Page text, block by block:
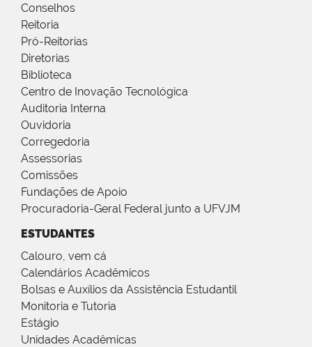
Conselhos
Reitoria
Pró-Reitorias
Diretorias
Biblioteca
Centro de Inovação Tecnológica
Auditoria Interna
Ouvidoria
Corregedoria
Assessorias
Comissões
Fundações de Apoio
Procuradoria-Geral Federal junto a UFVJM
ESTUDANTES
Calouro, vem cá
Calendários Acadêmicos
Bolsas e Auxílios da Assistência Estudantil
Monitoria e Tutoria
Estágio
Unidades Acadêmicas